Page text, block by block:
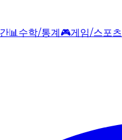
📊수학/통계🎮게임/스포츠